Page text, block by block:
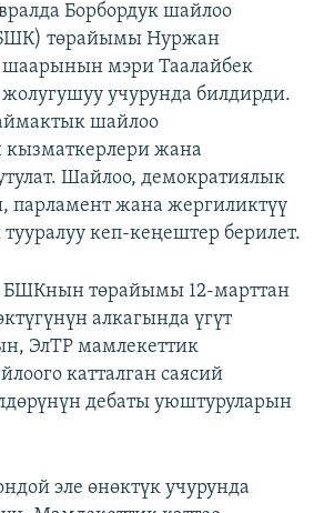
Борбордук шайлоо
төрайымы Нуржан
мэри Таалайбек
учурунда билдирди.
шайлоо
жана
Шайлоо, демократиялык
парламент жана жергиликтүү
кеп-кеңештер берилет.
төрайымы 12-марттан
алкагында үгүт
ЭлТР мамлекеттик
катталган саясий
дебаты уюштуруларын
эле өнөктүк учурунда